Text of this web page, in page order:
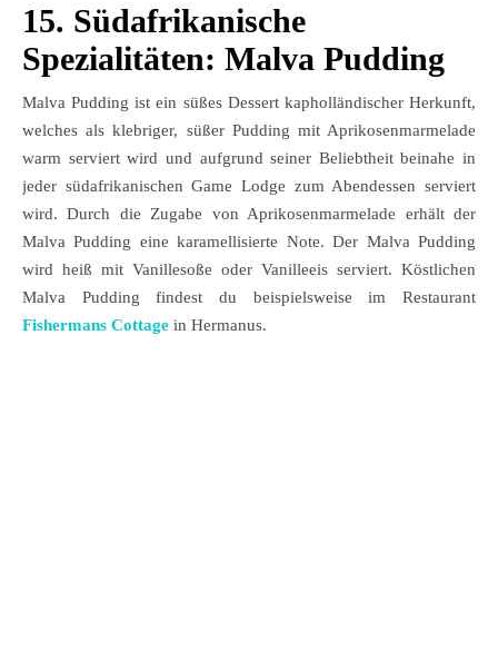
15. Südafrikanische
Spezialitäten: Malva Pudding
Malva Pudding ist ein süßes Dessert kapholländischer Herkunft,
welches als klebriger, süßer Pudding mit Aprikosenmarmelade
warm serviert wird und aufgrund seiner Beliebtheit beinahe in
jeder südafrikanischen Game Lodge zum Abendessen serviert
wird. Durch die Zugabe von Aprikosenmarmelade erhält der
Malva Pudding eine karamellisierte Note. Der Malva Pudding
wird heiß mit Vanillesoße oder Vanilleeis serviert. Köstlichen
Malva Pudding findest du beispielsweise im Restaurant
Fishermans Cottage in Hermanus.